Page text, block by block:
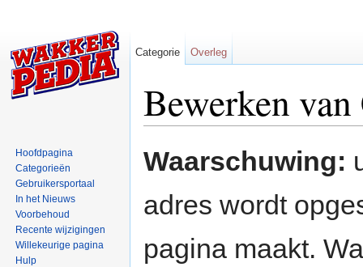
Bewerken
Waarschuwing:
adres wordt
pagina maakt.
Categorie Overleg
Hoofdpagina
Categorieën
Gebruikersportaal
In het Nieuws
Voorbehoud
Recente wijzigingen
Willekeurige pagina
Hulp